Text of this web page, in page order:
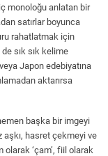
monoloğu anlatan bir
satırlar boyunca
rahatlatmak için
sık sık kelime
Japon edebiyatına
aktarırsa
başka bir imgeyi
aşkı, hasret çekmeyi ve
olarak ‘çam’, fiil olarak